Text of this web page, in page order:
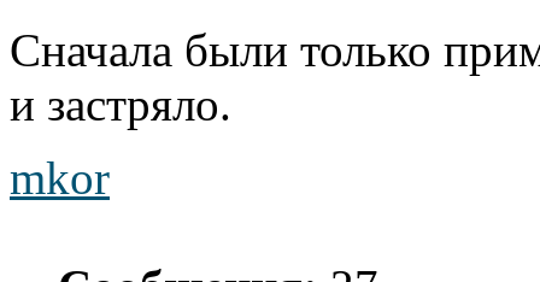
Сначала были только
и застряло.
mkor